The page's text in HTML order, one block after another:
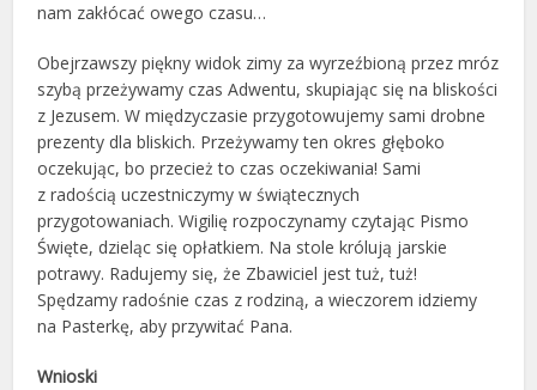
nam zakłócać owego czasu…
Obejrzawszy piękny widok zimy za wyrzeźbioną przez mróz
szybą przeżywamy czas Adwentu, skupiając się na bliskości
z Jezusem. W międzyczasie przygotowujemy sami drobne
prezenty dla bliskich. Przeżywamy ten okres głęboko
oczekując, bo przecież to czas oczekiwania! Sami
z radością uczestniczymy w świątecznych
przygotowaniach. Wigilię rozpoczynamy czytając Pismo
Święte, dzieląc się opłatkiem. Na stole królują jarskie
potrawy. Radujemy się, że Zbawiciel jest tuż, tuż!
Spędzamy radośnie czas z rodziną, a wieczorem idziemy
na Pasterkę, aby przywitać Pana.
Wnioski